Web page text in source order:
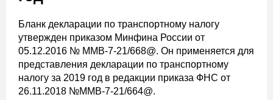
Бланк декларации по транспортному налогу
утвержден приказом Минфина России от
05.12.2016 № ММВ-7-21/668@. Он применяется для
представления декларации по транспортному
налогу за 2019 год в редакции приказа ФНС от
26.11.2018 №ММВ-7-21/664@.